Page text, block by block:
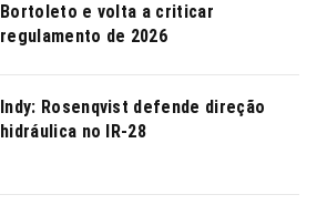
Bortoleto e volta a criticar
regulamento de 2026
Indy: Rosenqvist defende direção
hidráulica no IR-28